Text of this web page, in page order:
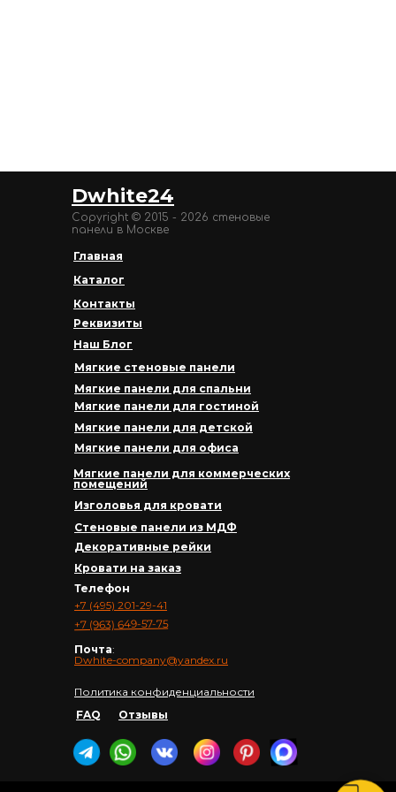
+7 (495) 201-29-41
+7 (963) 649-57-75
Почта:
Dwhite-company@yandex.ru
Политика конфиденциальности
Телефон
FAQ
Мягкие панели для коммерческих
помещений
Изголовья для кровати
Стеновые панели из МДФ
Декоративные рейки
Кровати на заказ
Мягкие стеновые панели
Мягкие панели для гостиной
Мягкие панели для детской
Мягкие панели для офиса
Мягкие панели для спальни
Главная
Каталог
Контакты
Реквизиты
Наш Блог
Отзывы
Copyright © 2015 - 2026 стеновые
панели в Москве
Dwhite24